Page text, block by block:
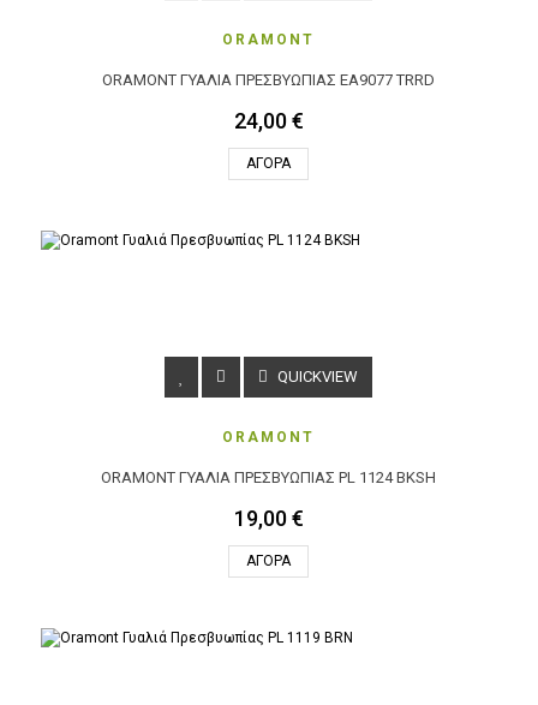
ORAMONT
ORAMONT ΓΥΑΛΙΆ ΠΡΕΣΒΥΩΠΊΑΣ EA9077 TRRD
24,00 €
ΑΓΟΡΆ
QUICKVIEW
ORAMONT
ORAMONT ΓΥΑΛΙΆ ΠΡΕΣΒΥΩΠΊΑΣ PL 1124 BKSH
19,00 €
ΑΓΟΡΆ